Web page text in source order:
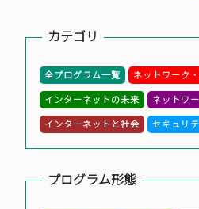
お知らせ
カテゴリ
全プログラム一覧 ネットワーク
インターネットの未来
ネットワ
インターネットと社会
セキュリ
プログラム形態